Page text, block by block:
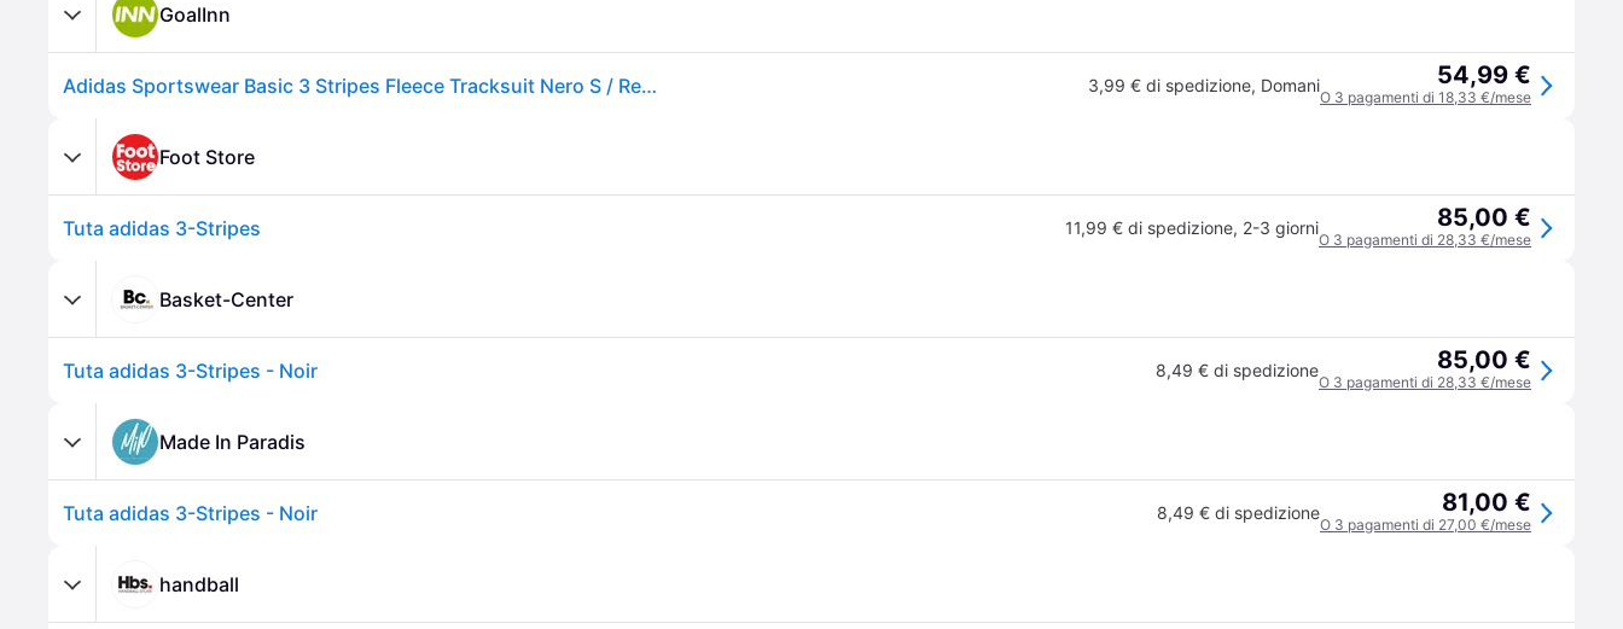
GoalInn
Adidas Sportswear Basic 3 Stripes Fleece Tracksuit Nero S / Regular Uomo 3,99 € di spedizione, Domani 54,99 €
O 3 pagamenti di 18,33 €/mese
Foot Store
Tuta adidas 3-Stripes 11,99 € di spedizione, 2-3 giorni 85,00 €
O 3 pagamenti di 28,33 €/mese
Basket-Center
Tuta adidas 3-Stripes - Noir 8,49 € di spedizione 85,00 €
O 3 pagamenti di 28,33 €/mese
Made In Paradis
Tuta adidas 3-Stripes - Noir 8,49 € di spedizione 81,00 €
O 3 pagamenti di 27,00 €/mese
handball